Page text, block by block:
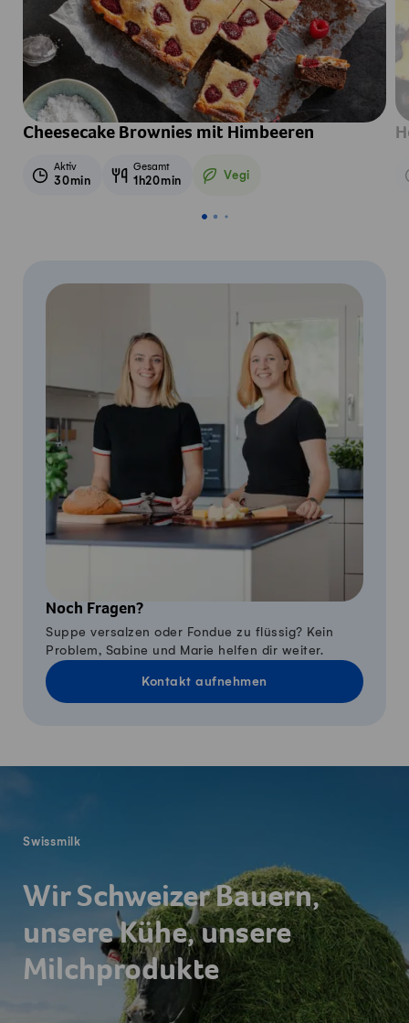
Cheesecake Brownies mit Himbeeren
Aktiv
30min
Gesamt
1h20min Vegi
Vegetarisch
Noch Fragen?
Suppe versalzen oder Fondue zu flüssig? Kein
Problem, Sabine und Marie helfen dir weiter.
Kontakt aufnehmen
Swissmilk
Wir Schweizer Bauern,
unsere Kühe, unsere
Milchprodukte